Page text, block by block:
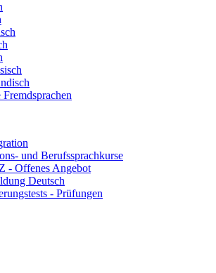
Fremdsprachen
und Berufssprachkurse
- Offenes Angebot
Deutsch
- Prüfungen